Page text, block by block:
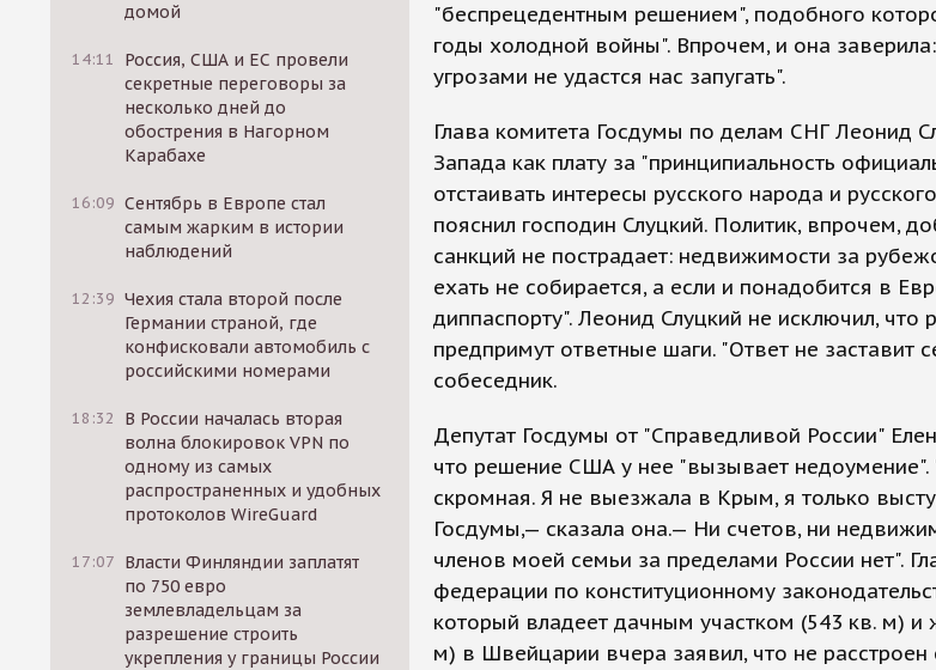
домой
14:11
Россия, США и ЕС провели
секретные переговоры за
несколько дней до
обострения в Нагорном
Карабахе
16:09 Сентябрь в Европе стал
самым жарким в истории
наблюдений
12:39 Чехия стала второй после
Германии страной, где
конфисковали автомобиль с
российскими номерами
18:32
В России началась вторая
волна блокировок VPN по
одному из самых
распространенных и удобных
протоколов WireGuard
17:07 Власти Финляндии заплатят
по 750 евро
землевладельцам за
разрешение строить
укрепления у границы России
"беспрецедентным решением", подобного
годы холодной войны". Впрочем, и она
угрозами не удастся нас запугать".
Глава комитета Госдумы по делам СНГ Леонид
Запада как плату за "принципиальность
отстаивать интересы русского народа и
пояснил господин Слуцкий. Политик, впрочем,
санкций не пострадает: недвижимости за
ехать не собирается, а если и понадобится в
диппаспорту". Леонид Слуцкий не исключил, что
предпримут ответные шаги. "Ответ не заставит
собеседник.
Депутат Госдумы от "Справедливой России"
что решение США у нее "вызывает недоумение".
скромная. Я не выезжала в Крым, я только
Госдумы,— сказала она.— Ни счетов, ни
членов моей семьи за пределами России нет".
федерации по конституционному
который владеет дачным участком (543 кв. м)
м) в Швейцарии вчера заявил, что не